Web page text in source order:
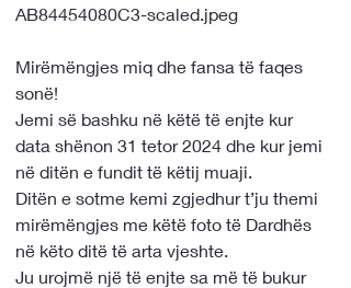
Mirëmëngjes miq dhe fansa të faqes
sonë!
Jemi së bashku në këtë të enjte kur
data shënon 31 tetor 2024 dhe kur jemi
në ditën e fundit të këtij muaji.
Ditën e sotme kemi zgjedhur t’ju themi
mirëmëngjes me këtë foto të Dardhës
në këto ditë të arta vjeshte.
Ju urojmë një të enjte sa më të bukur